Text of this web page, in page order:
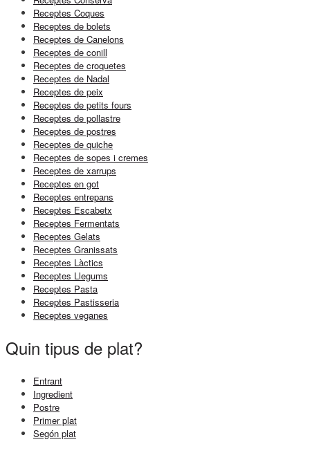
Receptes Coques
Receptes de bolets
Receptes de Canelons
Receptes de conill
Receptes de croquetes
Receptes de Nadal
Receptes de peix
Receptes de petits fours
Receptes de pollastre
Receptes de postres
Receptes de quiche
Receptes de sopes i cremes
Receptes de xarrups
Receptes en got
Receptes entrepans
Receptes Escabetx
Receptes Fermentats
Receptes Gelats
Receptes Granissats
Receptes Làctics
Receptes Llegums
Receptes Pasta
Receptes Pastisseria
Receptes veganes
Quin tipus de plat?
Entrant
Ingredient
Postre
Primer plat
Segón plat